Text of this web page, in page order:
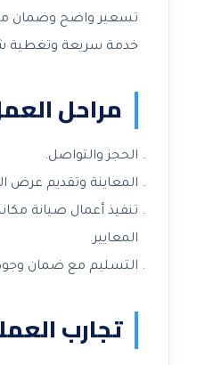
تسعير واضح وضمان
خدمة سريعة وتغطية
مراحل
الحجز والتواصل.
المعاينة وتقديم عرض
تنفيذ أعمال صيانة
المعايير.
التسليم مع ضمان
تجارب